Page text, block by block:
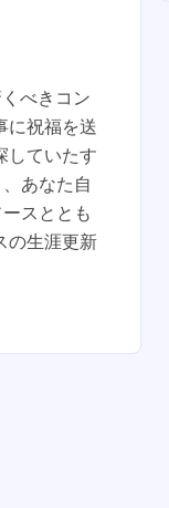
べきコン
に祝福を送
していたす
あなた自
スととも
の生涯更新